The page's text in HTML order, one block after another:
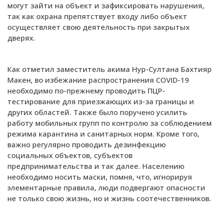
могут зайти на объект и зафиксировать нарушения,
так как охрана препятствует входу либо объект
осуществляет свою деятельность при закрытых
дверях.
Как отметил заместитель акима Нур-Султана Бахтияр
Макен, во избежание распространения COVID-19
необходимо по-прежнему проводить ПЦР-
тестирование для приезжающих из-за границы и
других областей. Также было поручено усилить
работу мобильных групп по контролю за соблюдением
режима карантина и санитарных норм. Кроме того,
важно регулярно проводить дезинфекцию
социальных объектов, субъектов
предпринимательства и так далее. Населению
необходимо носить маски, помня, что, игнорируя
элементарные правила, люди подвергают опасности
не только свою жизнь, но и жизнь соотечественников.